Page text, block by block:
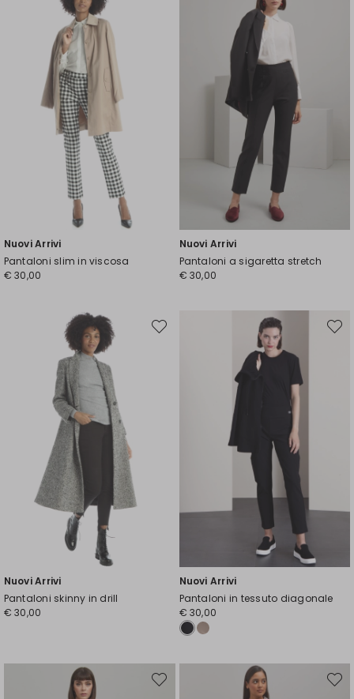
Nuovi Arrivi
Pantaloni slim in viscosa
€ 30,00
Nuovi Arrivi
Pantaloni a sigaretta stretch
€ 30,00
Nuovi Arrivi
Pantaloni skinny in drill
€ 30,00
Sposta
Nuovi Arrivi
Pantaloni in tessuto diagonale
€ 30,00
Sposta